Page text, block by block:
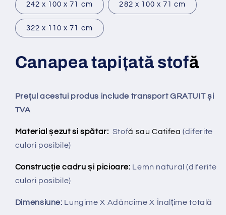
242 x 100 x 71 cm 282 x 100 x 71 cm
322 x 110 x 71 cm
Canapea tapițată stofă
Prețul acestui produs include transport GRATUIT și
TVA
Material șezut si spătar: Stofă sau Catifea (diferite
culori posibile)
Construcție cadru și picioare: Lemn natural (diferite
culori posibile)
Dimensiune: Lungime X Adâncime X Înalțime totală